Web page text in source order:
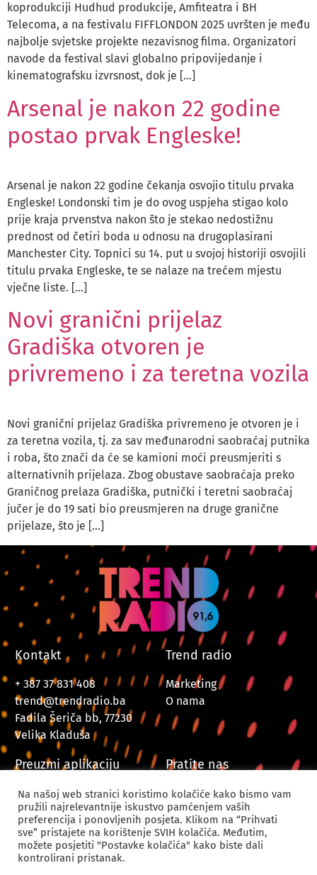
koprodukciji Hudhud produkcije, Amfiteatra i BH
Telecoma, a na festivalu FIFFLONDON 2025 uvršten je među
najbolje svjetske projekte nezavisnog filma. Organizatori
navode da festival slavi globalno pripovijedanje i
kinematografsku izvrsnost, dok je […]
Arsenal je nakon 22 godine
postao prvak Engleske!
Arsenal je nakon 22 godine čekanja osvojio titulu prvaka
Engleske! Londonski tim je do ovog uspjeha stigao kolo
prije kraja prvenstva nakon što je stekao nedostižnu
prednost od četiri boda u odnosu na drugoplasirani
Manchester City. Topnici su 14. put u svojoj historiji osvojili
titulu prvaka Engleske, te se nalaze na trećem mjestu
vječne liste. […]
Novi granični prijelaz
Gradiška otvoren je
privremeno i za teretna vozila
Novi granični prijelaz Gradiška privremeno je otvoren je i
za teretna vozila, tj. za sav međunarodni saobraćaj putnika
i roba, što znači da će se kamioni moći preusmjeriti s
alternativnih prijelaza. Zbog obustave saobraćaja preko
Graničnog prelaza Gradiška, putnički i teretni saobraćaj
jučer je do 19 sati bio preusmjeren na druge granične
prijelaze, što je […]
Kontakt
+ 387 37 831 408
trend@trendradio.ba
Fadila Šeriča bb, 77230
Velika Kladuša
Trend radio
Marketing
O nama
Preuzmi aplikaciju Pratite nas
Na našoj web stranici koristimo kolačiće kako bismo vam
pružili najrelevantnije iskustvo pamćenjem vaših
preferencija i ponovljenih posjeta. Klikom na “Prihvati
sve” pristajete na korištenje SVIH kolačića. Međutim,
možete posjetiti "Postavke kolačića" kako biste dali
kontrolirani pristanak.